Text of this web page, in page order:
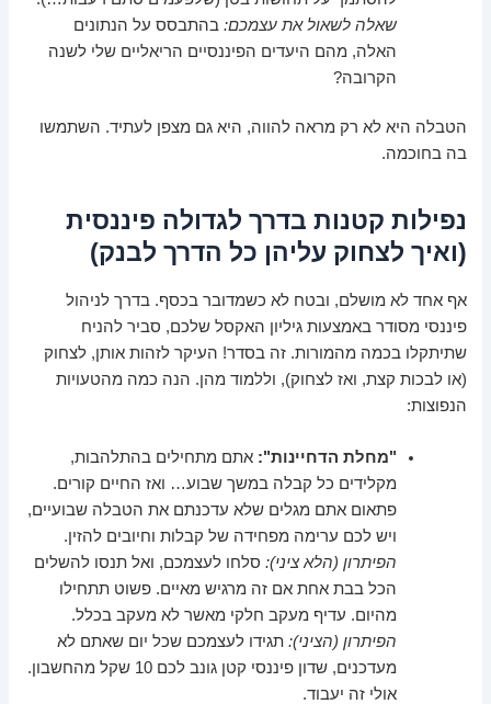
שאלה לשאול את עצמכם: בהתבסס על הנתונים
האלה, מהם היעדים הפיננסיים הריאליים שלי לשנה
הקרובה?
הטבלה היא לא רק מראה להווה, היא גם מצפן לעתיד. השתמשו
בה בחוכמה.
נפילות קטנות בדרך לגדולה פיננסית
(ואיך לצחוק עליהן כל הדרך לבנק)
אף אחד לא מושלם, ובטח לא כשמדובר בכסף. בדרך לניהול
פיננסי מסודר באמצעות גיליון האקסל שלכם, סביר להניח
שתיתקלו בכמה מהמורות. זה בסדר! העיקר לזהות אותן, לצחוק
(או לבכות קצת, ואז לצחוק), וללמוד מהן. הנה כמה מהטעויות
הנפוצות:
"מחלת הדחיינות": אתם מתחילים בהתלהבות,
מקלידים כל קבלה במשך שבוע… ואז החיים קורים.
פתאום אתם מגלים שלא עדכנתם את הטבלה שבועיים,
ויש לכם ערימה מפחידה של קבלות וחיובים להזין.
הפיתרון (הלא ציני): סלחו לעצמכם, ואל תנסו להשלים
הכל בבת אחת אם זה מרגיש מאיים. פשוט תתחילו
מהיום. עדיף מעקב חלקי מאשר לא מעקב בכלל.
הפיתרון (הציני): תגידו לעצמכם שכל יום שאתם לא
מעדכנים, שדון פיננסי קטן גונב לכם 10 שקל מהחשבון.
אולי זה יעבוד.